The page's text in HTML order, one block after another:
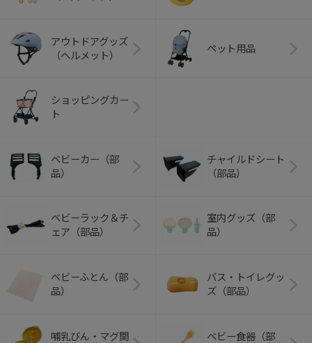
アウトドアグッズ
（ヘルメット）
ペット用品
ショッピングカー
ト
ベビーカー（部
品）
チャイルドシート
（部品）
ベビーラック＆チ
ェア（部品）
室内グッズ（部
品）
ベビーふとん（部
品）
バス・トイレグッ
ズ（部品）
哺乳びん・マグ関
ベビー食器（部